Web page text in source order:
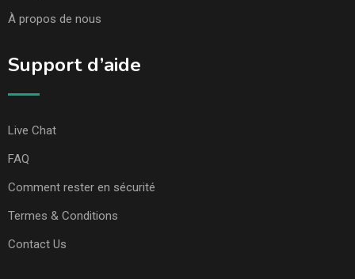
À propos de nous
Support d’aide
Live Chat
FAQ
Comment rester en sécurité
Termes & Conditions
Contact Us